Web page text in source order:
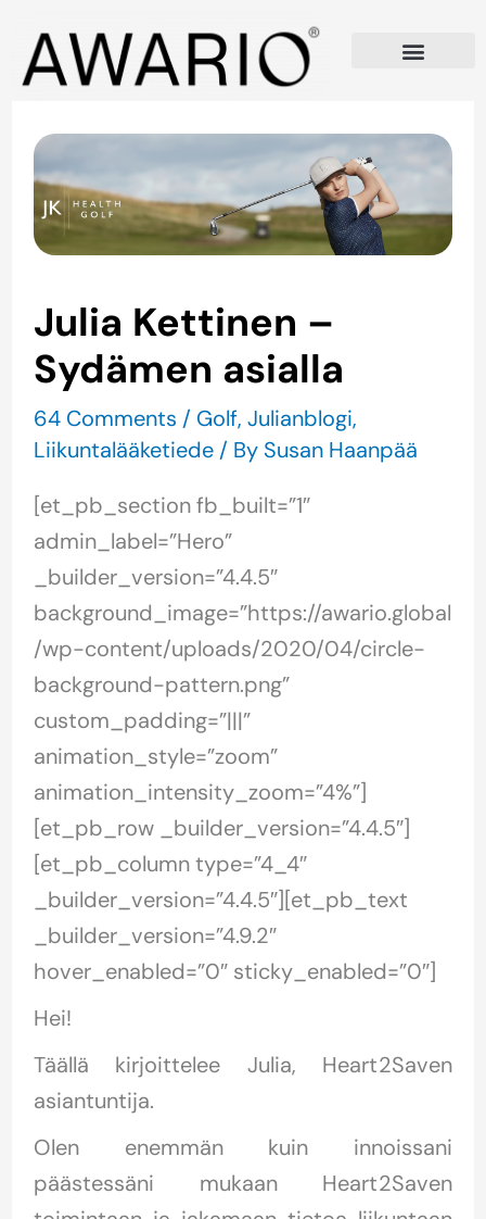
content
Julia Kettinen –
Sydämen asialla
64 Comments / Golf, Julianblogi,
Liikuntalääketiede/ By Susan Haanpää
[et_pb_section fb_built=”1″
admin_label=”Hero”
_builder_version=”4.4.5″
background_image=”https://awario.global
/wp-content/uploads/2020/04/circle-
background-pattern.png”
custom_padding=”|||”
animation_style=”zoom”
animation_intensity_zoom=”4%”]
[et_pb_row _builder_version=”4.4.5″]
[et_pb_column type=”4_4″
_builder_version=”4.4.5″][et_pb_text
_builder_version=”4.9.2″
hover_enabled=”0″ sticky_enabled=”0″]
Hei!
Täällä kirjoittelee Julia, Heart2Saven
asiantuntija.
Olen enemmän kuin innoissani
päästessäni mukaan Heart2Saven